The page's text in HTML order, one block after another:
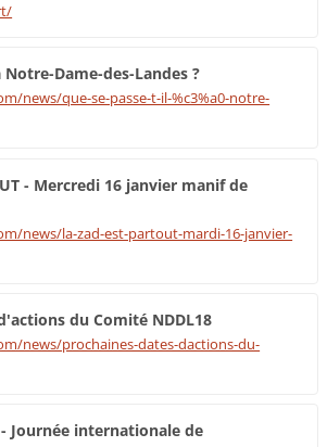
Dame-des-Landes ?
news/que-se-passe-t-il-%c3%a0-notre-
- Mercredi 16 janvier manif de
news/la-zad-est-partout-mardi-16-janvier-
du Comité NDDL18
news/prochaines-dates-dactions-du-
Journée internationale de